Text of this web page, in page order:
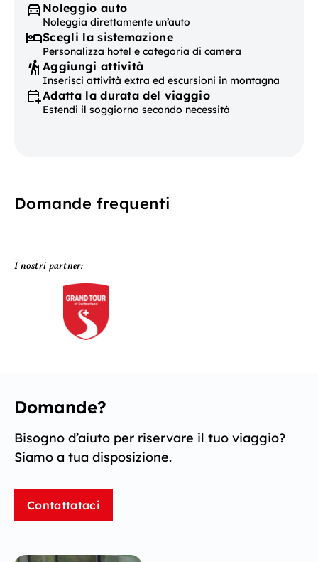
Noleggio auto
Noleggia direttamente un’auto
Scegli la sistemazione
Personalizza hotel e categoria di camera
Aggiungi attività
Inserisci attività extra ed escursioni in montagna
Adatta la durata del viaggio
Estendi il soggiorno secondo necessità
Domande frequenti
I nostri partner:
Domande?
Bisogno d’aiuto per riservare il tuo viaggio?
Siamo a tua disposizione.
Contattataci